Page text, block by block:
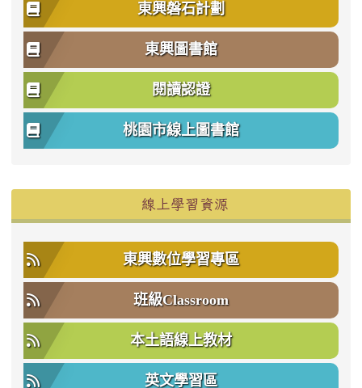
東興磐石計劃
東興圖書館
閱讀認證
桃園市線上圖書館
線上學習資源
東興數位學習專區
班級Classroom
本土語線上教材
英文學習區